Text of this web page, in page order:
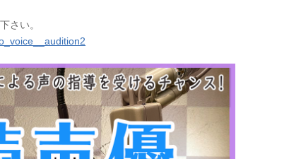
さい。